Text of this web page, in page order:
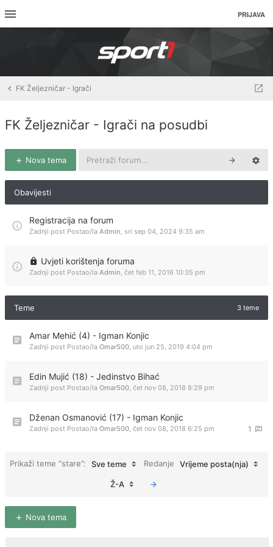
PRIJAVA
FK Željezničar - Igrači
FK Željezničar - Igrači na posudbi
Nova tema
Obavijesti
Registracija na forum
Zadnji post Postao/la Admin, sri sep 04, 2024 9:35 am
Uvjeti korištenja foruma
Zadnji post Postao/la Admin, čet feb 11, 2016 10:35 pm
Teme 3 teme
Amar Mehić (4) - Igman Konjic
Zadnji post Postao/la Omar500, uto jun 25, 2019 4:04 pm
Edin Mujić (18) - Jedinstvo Bihać
Zadnji post Postao/la Omar500, čet nov 08, 2018 8:29 pm
Dženan Osmanović (17) - Igman Konjic
1
Zadnji post Postao/la Omar500, čet nov 08, 2018 6:25 pm
Prikaži teme “stare”: Sve teme Redanje Vrijeme posta(nja)
Ž-A
Nova tema